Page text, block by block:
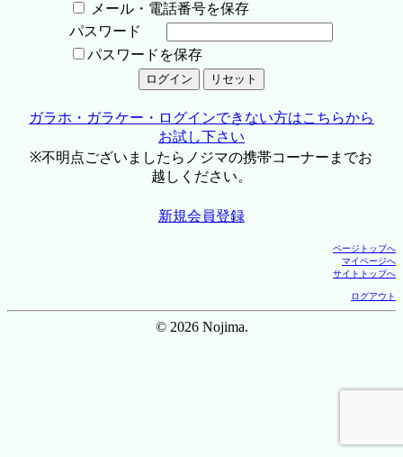
メール・電話番号を保存
パスワード
パスワードを保存
ガラホ・ガラケー・ログインできない方はこちらから
お試し下さい
※不明点ございましたらノジマの携帯コーナーまでお
越しください。
新規会員登録
ページトップへ
マイページへ
サイトトップへ
ログアウト
© 2026 Nojima.